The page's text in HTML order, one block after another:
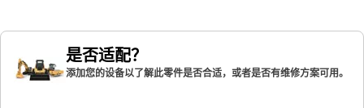
是否适配？
添加您的设备以了解此零件是否合适，或者是否有维修方案可用。